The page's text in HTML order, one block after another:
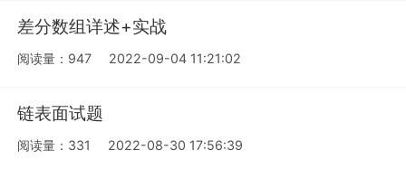
差分数组详述+实战
阅读量：947 2022-09-04 11:21:02
链表面试题
阅读量：331 2022-08-30 17:56:39